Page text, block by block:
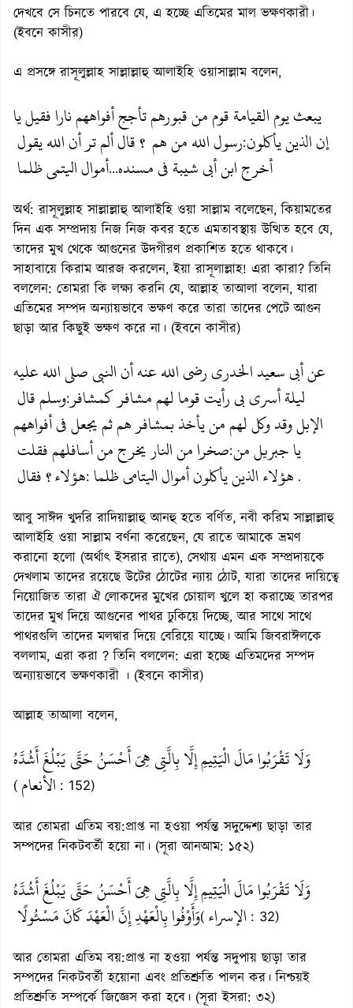
দেখবে সে চিনতে পারবে যে, এ হচ্ছে এতিমের মাল ভক্ষণকারী।
(ইবনে কাসীর)
এ প্রসঙ্গে রাসূলুল্লাহ সাল্লাল্লাহু আলাইহি ওয়াসাল্লাম বলেন,
يبعث يوم القيامة قوم من قبورهم تأجج أفواههم نارا فقيل يا
رسول الله من هم ؟ قال ألم تر أن الله يقول:إن الذين يأكلون
أموال اليتمى ظلما...أخرج ابن أبى شيبة في مسنده
অর্থ: রাসূলুল্লাহ সাল্লাল্লাহু আলাইহি ওয়া সাল্লাম বলেছেন, কিয়ামতের
দিন এক সম্প্রদায় নিজ নিজ কবর হতে এমতাবস্থায় উত্থিত হবে যে,
তাদের মুখ থেকে আগুনের উদগীরণ প্রকাশিত হতে থাকবে।
সাহাবায়ে কিরাম আরজ করলেন, ইয়া রাসূলাল্লাহ! এরা কারা? তিনি
বললেন: তোমরা কি লক্ষ্য করনি যে, আল্লাহ তাআলা বলেন, যারা
এতিমের সম্পদ অন্যায়ভাবে ভক্ষণ করে তারা তাদের পেটে আগুন
ছাড়া আর কিছুই ভক্ষণ করে না। (ইবনে কাসীর)
عن أبى سعيد الخدري رضي الله عنه أن النبى صلى الله عليه
وسلم قال:ليلة أسري بي رأيت قوما لهم مشافر كمشافر
الإبل وقد وكل لهم من يأخذ بمشافر هم ثم يجعل في أفواههم
صخرا من النار يخرج من أسافلهم فقلت:يا جبريل من
هؤلاء؟ فقال: هؤلاء الذين يأكلون أموال اليتامى ظلما .
আবু সাঈদ খুদরি রাদিয়াল্লাহু আনহু হতে বর্ণিত, নবী করিম সাল্লাল্লাহু
আলাইহি ওয়া সাল্লাম বর্ণনা করেছেন, যে রাতে আমাকে ভ্রমণ
করানো হলো (অর্থাৎ ইসরার রাতে), সেথায় এমন এক সম্প্রদায়কে
দেখলাম তাদের রয়েছে উটের ঠোটের ন্যায় ঠোট, যারা তাদের দায়িত্বে
নিয়োজিত তারা ঐ লোকদের মুখের চোয়াল খুলে হা করাচ্ছে তারপর
তাদের মুখ দিয়ে আগুনের পাথর ঢুকিয়ে দিচ্ছে, আর সাথে সাথে
পাথরগুলি তাদের মলদ্বার দিয়ে বেরিয়ে যাচ্ছে। আমি জিবরাঈলকে
বললাম, এরা করা ? তিনি বললেন: এরা হচ্ছে এতিমদের সম্পদ
অন্যায়ভাবে ভক্ষণকারী । (ইবনে কাসীর)
আল্লাহ তাআলা বলেন,
وَلَا تَقْرَبُوا مَالَ الْيَتِيمِ إِلَّا بِالَّتِي هِيَ أَحْسَنُ حَتَّى يَبْلُغَ أَشُدَّهُ
( الأنعام : 152)
আর তোমরা এতিম বয়:প্রাপ্ত না হওয়া পর্যন্ত সদুদ্দেশ্য ছাড়া তার
সম্পদের নিকটবর্তী হয়ো না। (সূরা আনআম: ১৫২)
وَلَا تَقْرَبُوا مَالَ الْيَتِيمِ إِلَّا بِالَّتِي هِيَ أَحْسَنُ حَتَّى يَبْلُغَ أَشُدَّهُ
وَأَوْفُوا بِالْعَهْدِ إِنَّ الْعَهْدَ كَانَ مَسْئُولًا( الإسراء : 32)
আর তোমরা এতিম বয়:প্রাপ্ত না হওয়া পর্যন্ত সদুপায় ছাড়া তার
সম্পদের নিকটবর্তী হয়োনা এবং প্রতিশ্রুতি পালন কর। নিশ্চয়ই
প্রতিশ্রুতি সম্পর্কে জিজ্ঞেস করা হবে। (সূরা ইসরা: ৩২)